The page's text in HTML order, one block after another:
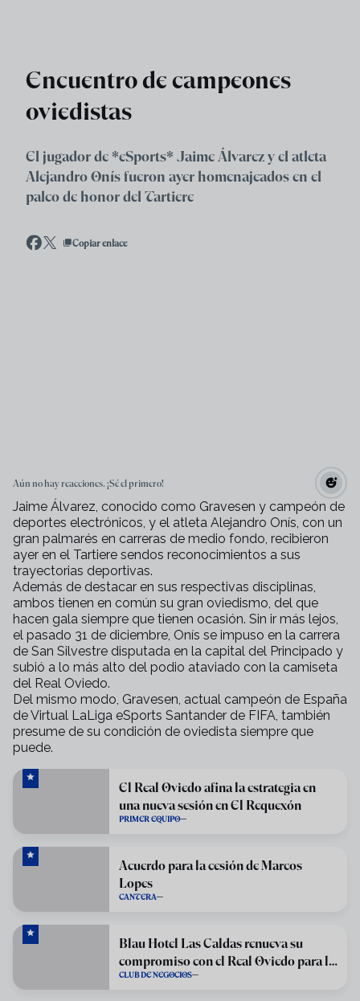
Encuentro de campeones
oviedistas
El jugador de *eSports* Jaime Álvarez y el atleta
Alejandro Onís fueron ayer homenajeados en el
palco de honor del Tartiere
Copiar enlace
Aún no hay reacciones. ¡Sé el primero!
Jaime Álvarez, conocido como Gravesen y campeón de
deportes electrónicos, y el atleta Alejandro Onís, con un
gran palmarés en carreras de medio fondo, recibieron
ayer en el Tartiere sendos reconocimientos a sus
trayectorias deportivas.
Además de destacar en sus respectivas disciplinas,
ambos tienen en común su gran oviedismo, del que
hacen gala siempre que tienen ocasión. Sin ir más lejos,
el pasado 31 de diciembre, Onís se impuso en la carrera
de San Silvestre disputada en la capital del Principado y
subió a lo más alto del podio ataviado con la camiseta
del Real Oviedo.
Del mismo modo, Gravesen, actual campeón de España
de Virtual LaLiga eSports Santander de FIFA, también
presume de su condición de oviedista siempre que
puede.
El Real Oviedo afina la estrategia en
una nueva sesión en El Requexón
PRIMER EQUIPO
Acuerdo para la cesión de Marcos
Lopes
CANTERA
Blau Hotel Las Caldas renueva su
compromiso con el Real Oviedo para la
temporada 2026/27
CLUB DE NEGOCIOS